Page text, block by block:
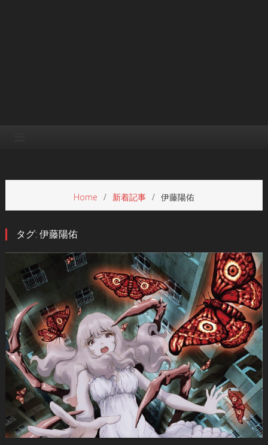
Home 新着記事 伊藤陽佑
タグ: 伊藤陽佑